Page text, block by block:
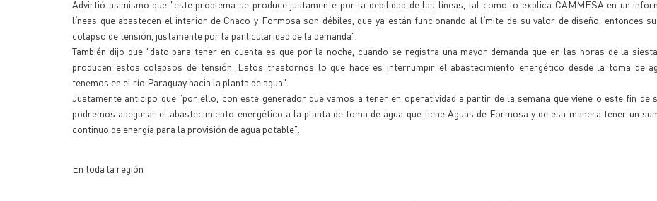
Advirtió asimismo que "este problema se produce justamente por la debilidad de las líneas, tal como lo explica CAMMESA en un
líneas que abastecen el interior de Chaco y Formosa son débiles, que ya están funcionando al límite de su valor de diseño, entonces
colapso de tensión, justamente por la particularidad de la demanda".
También dijo que "dato para tener en cuenta es que por la noche, cuando se registra una mayor demanda que en las horas de la
producen estos colapsos de tensión. Estos trastornos lo que hace es interrumpir el abastecimiento energético desde la toma de
tenemos en el río Paraguay hacia la planta de agua".
Justamente anticipo que "por ello, con este generador que vamos a tener en operatividad a partir de la semana que viene o este fin de
podremos asegurar el abastecimiento energético a la planta de toma de agua que tiene Aguas de Formosa y de esa manera tener un
continuo de energía para la provisión de agua potable".
En toda la región